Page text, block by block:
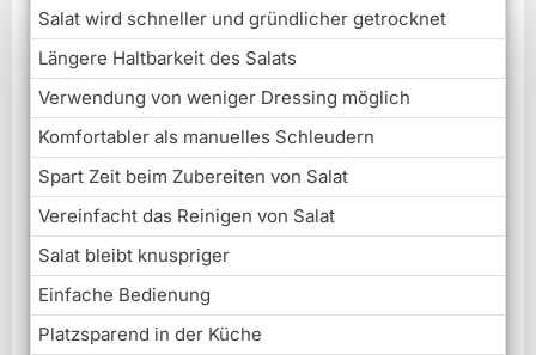
Salat wird schneller und gründlicher getrocknet
Längere Haltbarkeit des Salats
Verwendung von weniger Dressing möglich
Komfortabler als manuelles Schleudern
Spart Zeit beim Zubereiten von Salat
Vereinfacht das Reinigen von Salat
Salat bleibt knuspriger
Einfache Bedienung
Platzsparend in der Küche